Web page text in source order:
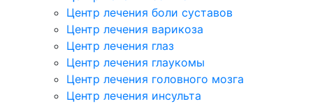
Центр лечения боли суставов
Центр лечения варикоза
Центр лечения глаз
Центр лечения глаукомы
Центр лечения головного мозга
Центр лечения инсульта